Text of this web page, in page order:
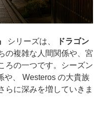
シリーズは、
ドラゴン
の複雑な人間関係や、宮
ろの一つです。シーズン
や、 Westeros の大貴族
らに深みを増していきま